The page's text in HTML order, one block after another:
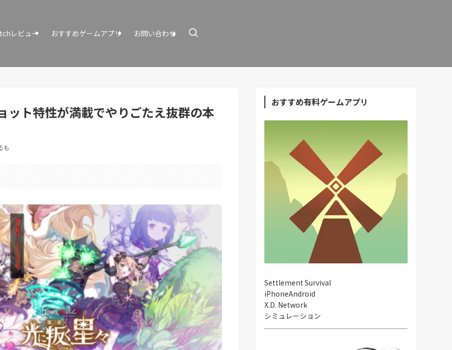
レビュー おすすめゲームアプリ お問い合わせ
ット特性が満載でやりごたえ抜群の本
も
おすすめ有料ゲームアプリ
Settlement Survival
iPhoneAndroid
X.D. Network
シミュレーション